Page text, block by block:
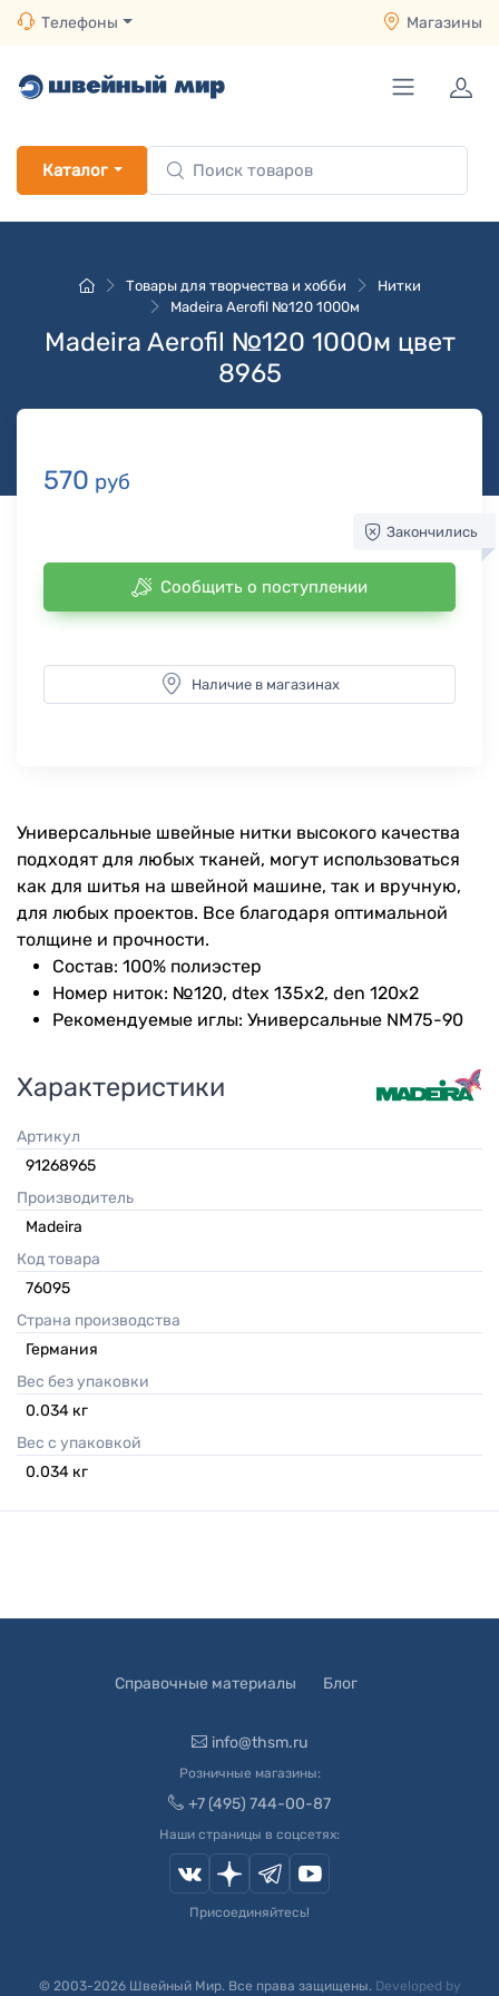
Телефоны Магазины
Каталог
Товары для творчества и хобби
Нитки
Madeira Aerofil №120 1000м
Madeira Aerofil №120 1000м цвет
8965
570 руб
Закончились
Сообщить о поступлении
Наличие в магазинах
Универсальные швейные нитки высокого качества
подходят для любых тканей, могут использоваться
как для шитья на швейной машине, так и вручную,
для любых проектов. Все благодаря оптимальной
толщине и прочности.
Состав: 100% полиэстер
Номер ниток: №120, dtex 135x2, den 120x2
Рекомендуемые иглы: Универсальные NM75-90
Характеристики
Артикул
91268965
Производитель
Madeira
Код товара
76095
Страна производства
Германия
Вес без упаковки
0.034 кг
Вес с упаковкой
0.034 кг
Справочные материалы Блог
info@thsm.ru
Розничные магазины:
+7 (495) 744-00-87
Наши страницы в соцсетях:
Присоединяйтесь!
© 2003-2026Швейный Мир. Все права защищены. Developed by